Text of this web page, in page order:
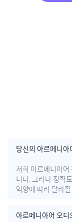
당신의 아르메니
저희 아르메니아
니다. 그러나 정확
억양에 따라 달라
아르메니아어 오디